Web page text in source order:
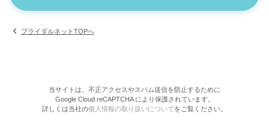
ブライダルネットTOPへ
当サイトは、不正アクセスやスパム送信を防止するために
Google Cloud reCAPTCHA により保護されています。
詳しくは当社の個人情報の取り扱いについてをご覧ください。